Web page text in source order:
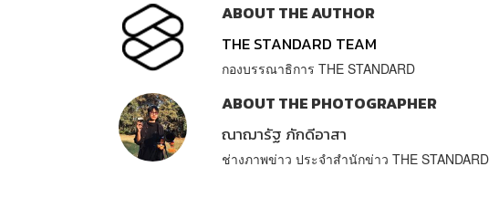
ABOUT THE AUTHOR
THE STANDARD TEAM
กองบรรณาธิการ THE STANDARD
ABOUT THE PHOTOGRAPHER
ณาฌารัฐ ภักดีอาสา
ช่างภาพข่าว ประจำสำนักข่าว THE STANDARD